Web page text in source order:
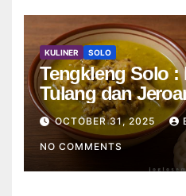
KULINER SOLO
Tengkleng Solo :
Tulang dan
OCTOBER 31, 2025
NO COMMENTS